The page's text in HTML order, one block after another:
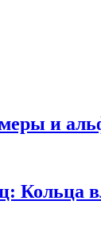
и
Кольца